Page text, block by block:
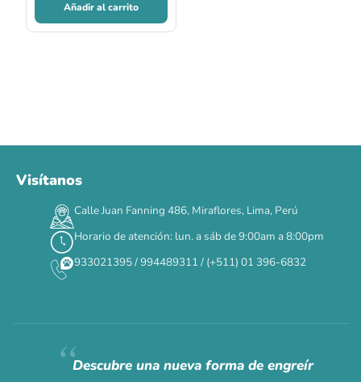
Añadir al carrito
Visítanos
Calle Juan Fanning 486, Miraflores, Lima, Perú
Horario de atención: lun. a sáb de 9:00am a 8:00pm
933021395 / 994489311 / (+511) 01 396-6832
Descubre una nueva forma de engreír